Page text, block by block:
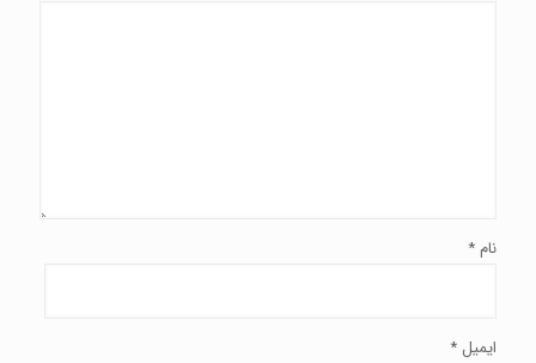
نام *
ایمیل *